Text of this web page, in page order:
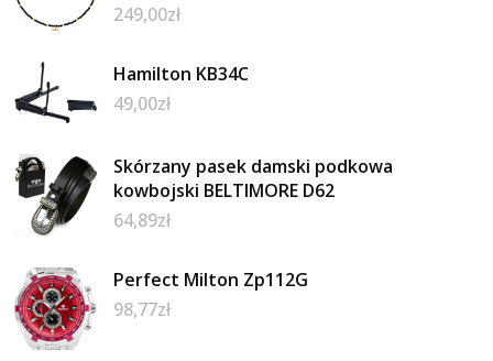
249,00zł
Hamilton KB34C
49,00zł
Skórzany pasek damski podkowa
kowbojski BELTIMORE D62
64,89zł
Perfect Milton Zp112G
98,77zł